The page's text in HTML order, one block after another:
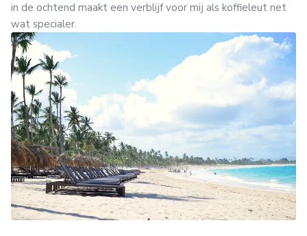
in de ochtend maakt een verblijf voor mij als koffieleut net
wat specialer.